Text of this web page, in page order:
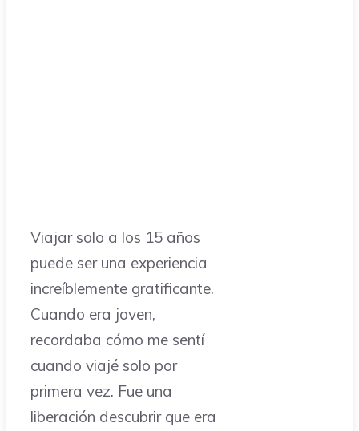
Viajar solo a los 15 años
puede ser una experiencia
increíblemente gratificante.
Cuando era joven,
recordaba cómo me sentí
cuando viajé solo por
primera vez. Fue una
liberación descubrir que era